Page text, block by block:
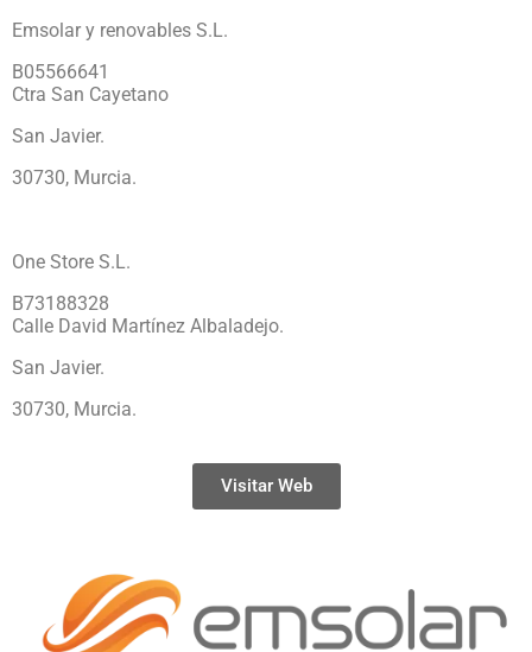
Emsolar y renovables S.L.
B05566641
Ctra San Cayetano
San Javier.
30730, Murcia.
One Store S.L.
B73188328
Calle David Martínez Albaladejo.
San Javier.
30730, Murcia.
Visitar Web